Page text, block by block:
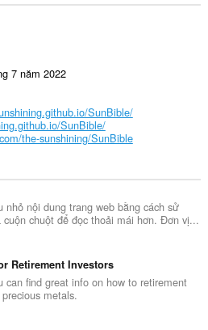
7 năm 2022
SunBible/
SunBible/
the-sunshining/SunBible
nhỏ nội dung trang web bằng cách sử
chuột để đọc thoải mái hơn. Đơn vị...
Retirement Investors
can find great info on how to retirement
metals.